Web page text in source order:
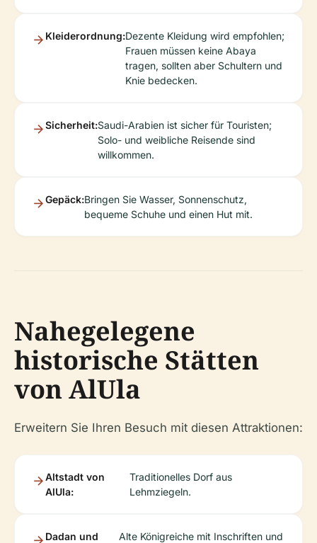
Kleiderordnung:Dezente Kleidung wird empfohlen;
Frauen müssen keine Abaya
tragen, sollten aber Schultern und
Knie bedecken.
Sicherheit:Saudi-Arabien ist sicher für Touristen;
Solo- und weibliche Reisende sind
willkommen.
Gepäck:Bringen Sie Wasser, Sonnenschutz,
bequeme Schuhe und einen Hut mit.
Nahegelegene
historische Stätten
von AlUla
Erweitern Sie Ihren Besuch mit diesen Attraktionen:
Altstadt von
AlUla:
Traditionelles Dorf aus
Lehmziegeln.
Dadan und
Alte Königreiche mit Inschriften und